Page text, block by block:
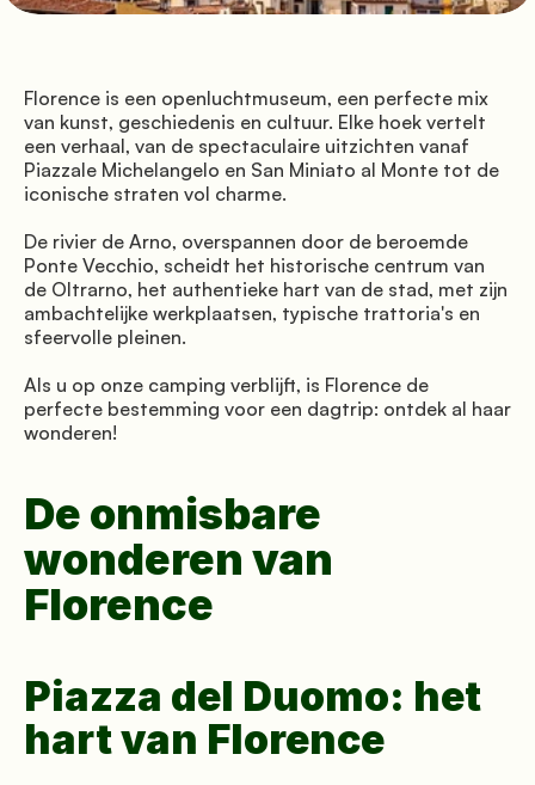
© Mugello Verde
PrivacyVoorwaardenKoekjes
Florence is een openluchtmuseum, een perfecte mix
van kunst, geschiedenis en cultuur. Elke hoek vertelt
een verhaal, van de spectaculaire uitzichten vanaf
Piazzale Michelangelo en San Miniato al Monte tot de
iconische straten vol charme.
De rivier de Arno, overspannen door de beroemde
Ponte Vecchio, scheidt het historische centrum van
de Oltrarno, het authentieke hart van de stad, met zijn
ambachtelijke werkplaatsen, typische trattoria's en
sfeervolle pleinen.
Als u op onze camping verblijft, is Florence de
perfecte bestemming voor een dagtrip: ontdek al haar
wonderen!
De onmisbare
wonderen van
Florence
Piazza del Duomo: het
hart van Florence